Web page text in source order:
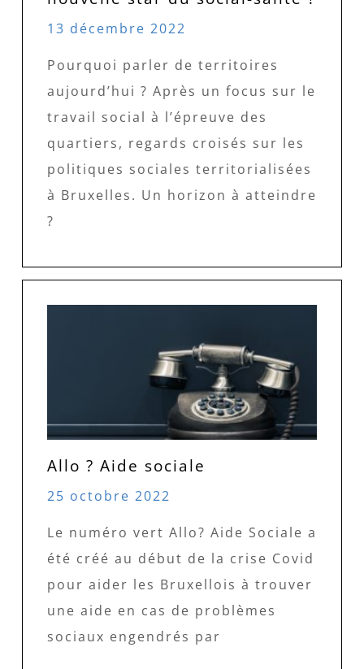
13 décembre 2022
Pourquoi parler de territoires
aujourd’hui ? Après un focus sur le
travail social à l’épreuve des
quartiers, regards croisés sur les
politiques sociales territorialisées
à Bruxelles. Un horizon à atteindre
?
Allo ? Aide sociale
25 octobre 2022
Le numéro vert Allo? Aide Sociale a
été créé au début de la crise Covid
pour aider les Bruxellois à trouver
une aide en cas de problèmes
sociaux engendrés par